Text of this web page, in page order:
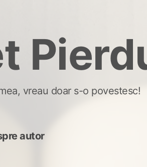
vreau doar s-o povestesc!
autor